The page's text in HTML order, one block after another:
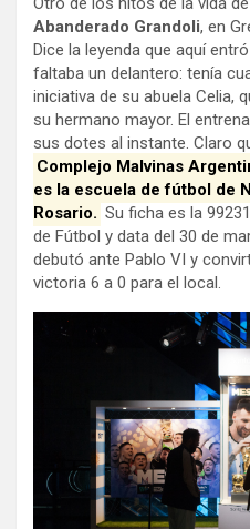
Abanderado Grandoli, en
Dice la leyenda que aquí
faltaba un delantero: tenía
iniciativa de su abuela Celia,
su hermano mayor. El
sus dotes al instante. Claro
Complejo Malvinas
es la escuela de fútbol de
Rosario. Su ficha es la
de Fútbol y data del 30 de
debutó ante Pablo VI y
victoria 6 a 0 para el local.